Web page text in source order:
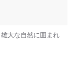
大な自然に囲まれ